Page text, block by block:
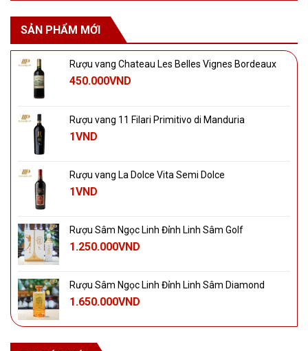
SẢN PHẨM MỚI
Rượu vang Chateau Les Belles Vignes Bordeaux
450.000VND
Rượu vang 11 Filari Primitivo di Manduria
1VND
Rượu vang La Dolce Vita Semi Dolce
1VND
Rượu Sâm Ngọc Linh Đỉnh Linh Sâm Golf
1.250.000VND
Rượu Sâm Ngọc Linh Đỉnh Linh Sâm Diamond
1.650.000VND